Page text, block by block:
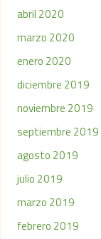
abril 2020
marzo 2020
enero 2020
diciembre 2019
noviembre 2019
septiembre 2019
agosto 2019
julio 2019
marzo 2019
febrero 2019